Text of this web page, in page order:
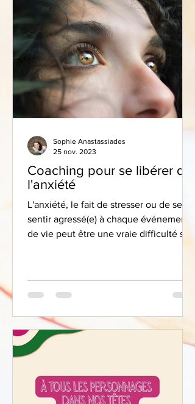
Coaching pour se libérer de
l'anxiété
L'anxiété, le fait de stresser ou de se
sentir agressé(e) à chaque événement
de vie peut être une vraie difficulté sur
Sophie Anastassiades
25 nov. 2023